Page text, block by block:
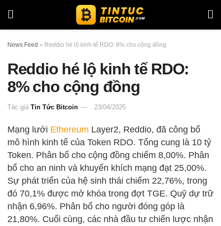
News Feed » Reddio hé lộ kinh tế RDO: 8% cho cộng đồng
Reddio hé lộ kinh tế RDO:
8% cho cộng đồng
Tác giả Tin Tức Bitcoin 23/04/2025
Mạng lưới Ethereum Layer2, Reddio, đã công bố
mô hình kinh tế của Token RDO. Tổng cung là 10 tỷ
Token. Phân bổ cho cộng đồng chiếm 8,00%. Phân
bổ cho an ninh và khuyến khích mạng đạt 25,00%.
Sự phát triển của hệ sinh thái chiếm 22,76%, trong
đó 70,1% được mở khóa trong đợt TGE. Quỹ dự trữ
nhận 6,96%. Phân bổ cho người đóng góp là
21,80%. Cuối cùng, các nhà đầu tư chiến lược nhận